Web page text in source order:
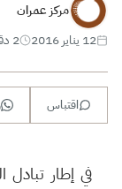
مركز عمران
12 يناير 2016
2 دقيقة قراءة
اقتباس
في إطار تبادل